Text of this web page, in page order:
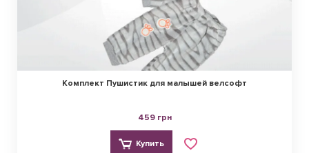
Комплект Пушистик для малышей велсофт
459 грн
Купить